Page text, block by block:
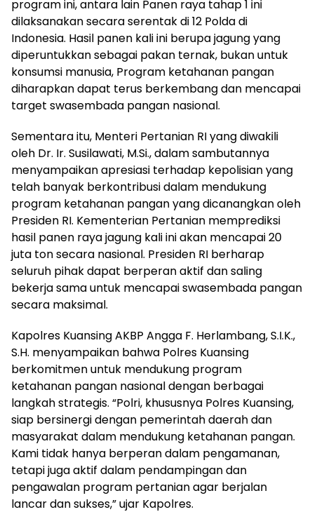
program ini, antara lain Panen raya tahap 1 ini
dilaksanakan secara serentak di 12 Polda di
Indonesia. Hasil panen kali ini berupa jagung yang
diperuntukkan sebagai pakan ternak, bukan untuk
konsumsi manusia, Program ketahanan pangan
diharapkan dapat terus berkembang dan mencapai
target swasembada pangan nasional.
Sementara itu, Menteri Pertanian RI yang diwakili
oleh Dr. Ir. Susilawati, M.Si., dalam sambutannya
menyampaikan apresiasi terhadap kepolisian yang
telah banyak berkontribusi dalam mendukung
program ketahanan pangan yang dicanangkan oleh
Presiden RI. Kementerian Pertanian memprediksi
hasil panen raya jagung kali ini akan mencapai 20
juta ton secara nasional. Presiden RI berharap
seluruh pihak dapat berperan aktif dan saling
bekerja sama untuk mencapai swasembada pangan
secara maksimal.
Kapolres Kuansing AKBP Angga F. Herlambang, S.I.K.,
S.H. menyampaikan bahwa Polres Kuansing
berkomitmen untuk mendukung program
ketahanan pangan nasional dengan berbagai
langkah strategis. “Polri, khususnya Polres Kuansing,
siap bersinergi dengan pemerintah daerah dan
masyarakat dalam mendukung ketahanan pangan.
Kami tidak hanya berperan dalam pengamanan,
tetapi juga aktif dalam pendampingan dan
pengawalan program pertanian agar berjalan
lancar dan sukses,” ujar Kapolres.